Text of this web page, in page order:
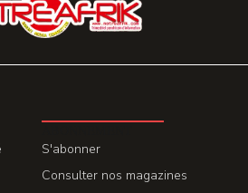
S'abonner
Consulter nos magazines